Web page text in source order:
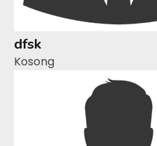
dfsk
Kosong